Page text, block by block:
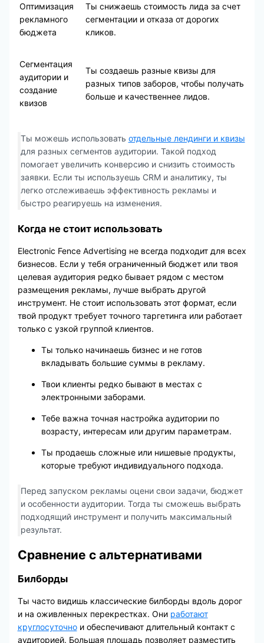
Оптимизация
рекламного
бюджета
Ты снижаешь стоимость лида за счет
сегментации и отказа от дорогих
кликов.
Сегментация
аудитории и
создание
квизов
Ты создаешь разные квизы для
разных типов заборов, чтобы получать
больше и качественнее лидов.
Ты можешь использовать отдельные лендинги и квизы
для разных сегментов аудитории. Такой подход
помогает увеличить конверсию и снизить стоимость
заявки. Если ты используешь CRM и аналитику, ты
легко отслеживаешь эффективность рекламы и
быстро реагируешь на изменения.
Когда не стоит использовать
Electronic Fence Advertising не всегда подходит для всех
бизнесов. Если у тебя ограниченный бюджет или твоя
целевая аудитория редко бывает рядом с местом
размещения рекламы, лучше выбрать другой
инструмент. Не стоит использовать этот формат, если
твой продукт требует точного таргетинга или работает
только с узкой группой клиентов.
Ты только начинаешь бизнес и не готов
вкладывать большие суммы в рекламу.
Твои клиенты редко бывают в местах с
электронными заборами.
Тебе важна точная настройка аудитории по
возрасту, интересам или другим параметрам.
Ты продаешь сложные или нишевые продукты,
которые требуют индивидуального подхода.
Перед запуском рекламы оцени свои задачи, бюджет
и особенности аудитории. Тогда ты сможешь выбрать
подходящий инструмент и получить максимальный
результат.
Сравнение с альтернативами
Билборды
Ты часто видишь классические билборды вдоль дорог
и на оживленных перекрестках. Они работают
круглосуточнои обеспечивают длительный контакт с
аудиторией. Большая площадь позволяет разместить